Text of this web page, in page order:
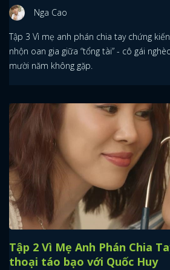
Nga Cao
Tập 3 Vì mẹ anh phán chia tay chứng
nhộn oan gia giữa “tổng tài” - cô gái
mười năm không gặp.
Tập 2 Vì Mẹ Anh Phán Chia
thoại táo bạo với Quốc Huy